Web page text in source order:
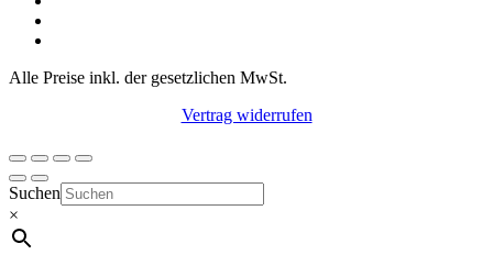
Alle Preise inkl. der gesetzlichen MwSt.
Vertrag widerrufen
Suchen
×